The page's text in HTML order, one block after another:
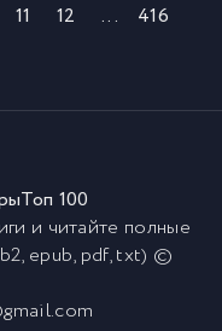
11 12 ... 416
Топ 100
и читайте полные
epub, pdf, txt) ©